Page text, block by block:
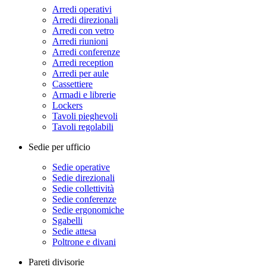
Arredi operativi
Arredi direzionali
Arredi con vetro
Arredi riunioni
Arredi conferenze
Arredi reception
Arredi per aule
Cassettiere
Armadi e librerie
Lockers
Tavoli pieghevoli
Tavoli regolabili
Sedie per ufficio
Sedie operative
Sedie direzionali
Sedie collettività
Sedie conferenze
Sedie ergonomiche
Sgabelli
Sedie attesa
Poltrone e divani
Pareti divisorie